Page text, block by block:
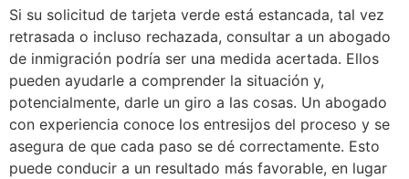
Si su solicitud de tarjeta verde está estancada, tal vez
retrasada o incluso rechazada, consultar a un abogado
de inmigración podría ser una medida acertada. Ellos
pueden ayudarle a comprender la situación y,
potencialmente, darle un giro a las cosas. Un abogado
con experiencia conoce los entresijos del proceso y se
asegura de que cada paso se dé correctamente. Esto
puede conducir a un resultado más favorable, en lugar